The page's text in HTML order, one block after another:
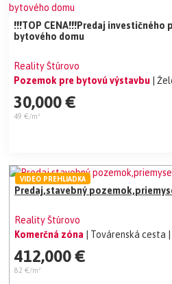
!!!TOP CENA!!!Predaj investičného
bytového domu
Reality Štúrovo
Pozemok pre bytovú výstavbu
|
30,000 €
49 €/m²
Predaj,stavebný
Reality Štúrovo
Komerčná zóna
| Továrenská cesta
412,000 €
82 €/m²
VIDEO PREHLIADKA